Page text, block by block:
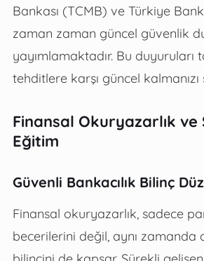
Bankası (TCMB) ve Türkiye
zaman zaman güncel güvenlik
yayımlamaktadır. Bu duyuruları
tehditlere karşı güncel kalmanızı
Finansal Okuryazarlık ve
Eğitim
Güvenli Bankacılık Bilinç
Finansal okuryazarlık, sadece
becerilerini değil, aynı zamanda